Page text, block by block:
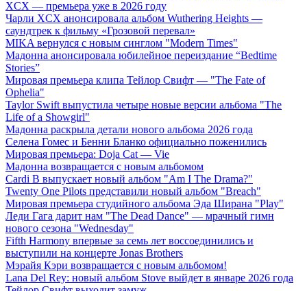
XCX — премьера уже в 2026 году
Чарли XCX анонсировала альбом Wuthering Heights —
саундтрек к фильму «Грозовой перевал»
MIKA вернулся с новым синглом "Modern Times"
Мадонна анонсировала юбилейное переиздание “Bedtime
Stories”
Мировая премьера клипа Тейлор Свифт — "The Fate of
Ophelia"
Taylor Swift выпустила четыре новые версии альбома "The
Life of a Showgirl"
Мадонна раскрыла детали нового альбома 2026 года
Селена Гомес и Бенни Бланко официально поженились
Мировая премьера: Doja Cat — Vie
Мадонна возвращается с новым альбомом
Cardi B выпускает новый альбом "Am I The Drama?"
Twenty One Pilots представили новый альбом "Breach"
Мировая премьера студийного альбома Эда Ширана "Play"
Леди Гага дарит нам "The Dead Dance" — мрачный гимн
нового сезона "Wednesday"
Fifth Harmony впервые за семь лет воссоединились и
выступили на концерте Jonas Brothers
Мэрайя Кэри возвращается с новым альбомом!
Lana Del Rey: новый альбом Stove выйдет в январе 2026 года